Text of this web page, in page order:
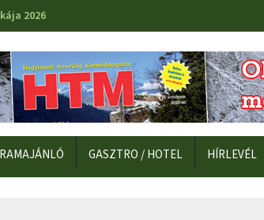
2026
GASZTRO / HOTEL HÍRLEVÉL